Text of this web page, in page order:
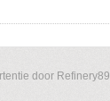
door Refinery89